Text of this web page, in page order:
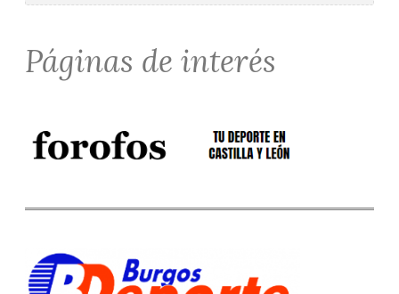
Páginas de interés